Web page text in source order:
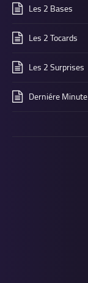
Les 2 Bases
Les 2 Tocards
Les 2 Surprises
Derniére Minute